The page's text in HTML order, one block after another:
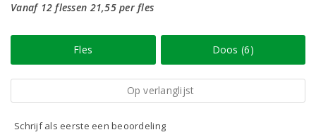
Vanaf 12 flessen 21,55 per fles
Fles Doos (6)
Op verlanglijst
Schrijf als eerste een beoordeling